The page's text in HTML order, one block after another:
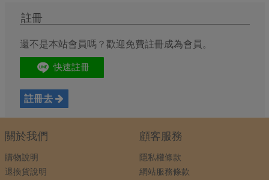
註冊
還不是本站會員嗎？歡迎免費註冊成為會員。
註冊去
關於我們
購物說明
退換貨說明
顧客服務
隱私權條款
網站服務條款